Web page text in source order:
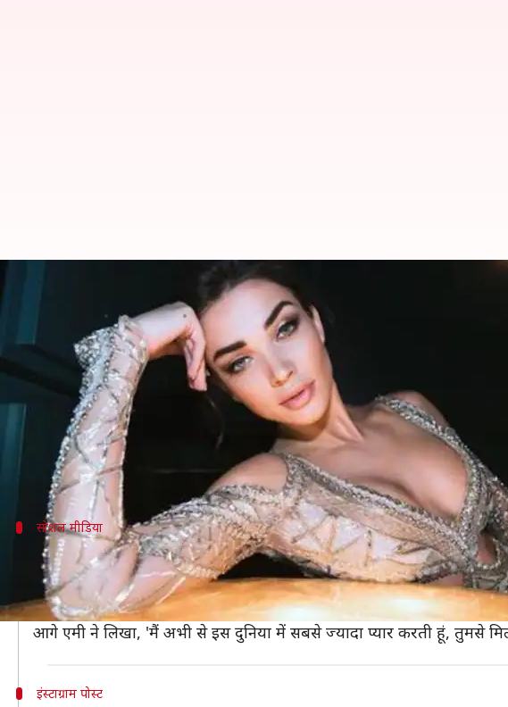
शादी से पहले मां बनने जा रहीं एमी जैक्सन,
Apr 01, 2019 12:11 pm
अभिनेत्री एमी जैक्नस ने साल की शुरुआत में अपनी सगाई की खबरें शेयर कर
अब एमी ने फैन्स को हैरान कर देने वाली बड़ी खबर दी है।
एमी, मां बनने वाली हैं। उन्होंने इस बात की जानकारी सोशल मीडिया पर एक
सोशल मीडिया
एमी ने इंस्टाग्राम पर किया पोस्ट
एमी ने इंस्टाग्राम पर फोटो शेयर करते हुए लिखा, 'मैं इस खबर को अपने घर
बताने का मौका भी नहीं हो सकता।'
आगे एमी ने लिखा, 'मैं अभी से इस दुनिया में सबसे ज्यादा प्यार करती हूं, तुमसे
इंस्टाग्राम पोस्ट